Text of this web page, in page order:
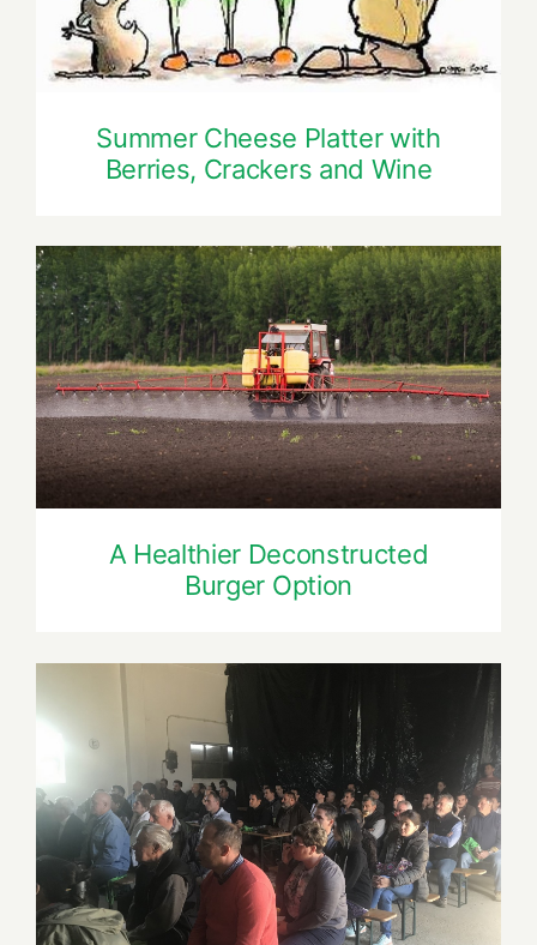
Summer Cheese Platter with
Berries, Crackers and Wine
A Healthier Deconstructed Burger
Option
A Healthier Deconstructed
Burger Option
Video Recipe: Exotic Apple Smoothie